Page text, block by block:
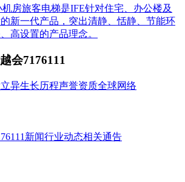
机房旅客电梯是IFE针对住宅、办公楼及
新一代产品，突出清静、恬静、节能环
高设置的产品理念。
会7176111
异生长历程声誉资质全球网络
新闻行业动态相关通告